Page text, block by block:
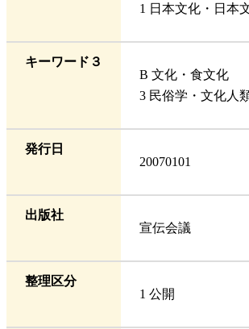
1 日本文化・日本
キーワード３
B 文化・食文化
3 民俗学・文化人
発行日
20070101
出版社
宣伝会議
整理区分
1 公開